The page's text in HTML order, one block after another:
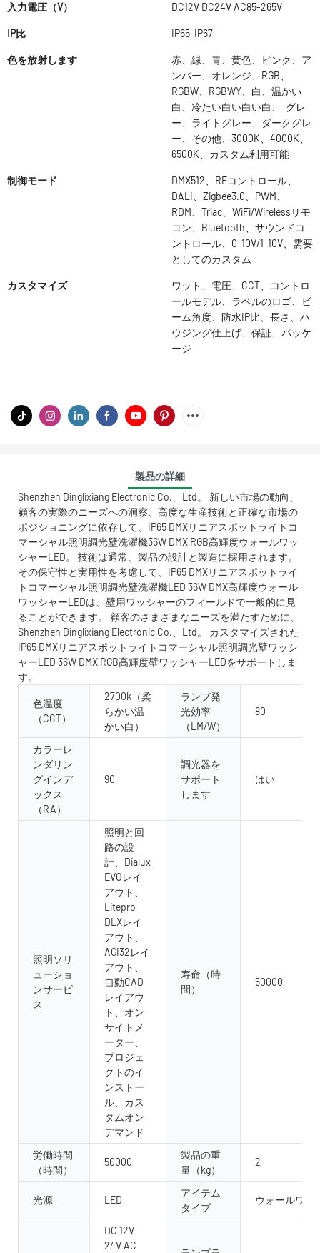
入力電圧（V） DC12V DC24V AC85-265V
IP比 IP65-IP67
色を放射します
赤、緑、青、黄色、ピンク、ア
ンバー、オレンジ、RGB、
RGBW、RGBWY、白、温かい
白、冷たい白い白い白、 グレ
ー、ライトグレー、ダークグレ
ー、その他、3000K、4000K、
6500K、カスタム利用可能
制御モード
DMX512、RFコントロール、
DALI、Zigbee3.0、PWM、
RDM、Triac、WiFi/Wirelessリモ
コン、Bluetooth、サウンドコ
ントロール、0-10V/1-10V、需要
としてのカスタム
カスタマイズ
ワット、電圧、CCT、コントロ
ールモデル、ラベルのロゴ、ビ
ーム角度、防水IP比、長さ、ハ
ウジング仕上げ、保証、パッケ
ージ
製品の詳細
Shenzhen Dinglixiang Electronic Co.、Ltd。 新しい市場の動向、
顧客の実際のニーズへの洞察、高度な生産技術と正確な市場の
ポジショニングに依存して、IP65 DMXリニアスポットライトコ
マーシャル照明調光壁洗濯機36W DMX RGB高輝度ウォールワッ
シャーLED。 技術は通常、製品の設計と製造に採用されます。
その保守性と実用性を考慮して、IP65 DMXリニアスポットライ
トコマーシャル照明調光壁洗濯機LED 36W DMX高輝度ウォール
ワッシャーLEDは、壁用ワッシャーのフィールドで一般的に見
ることができます。 顧客のさまざまなニーズを満たすために、
Shenzhen Dinglixiang Electronic Co.、Ltd。 カスタマイズされた
IP65 DMXリニアスポットライトコマーシャル照明調光壁ワッシ
ャーLED 36W DMX RGB高輝度壁ワッシャーLEDをサポートしま
す。
色温度
（CCT）
2700k（柔
らかい温
かい白）
ランプ発
光効率
（LM/W）
80
カラーレ
ンダリン
グインデ
ックス
（RA）
90
調光器を
サポート
します
はい
照明ソリ
ューショ
ンサービ
ス
照明と回
路の設
計、Dialux
EVOレイ
アウト、
Litepro
DLXレイ
アウト、
AGI32レイ
アウト、
自動CAD
レイアウ
ト、オン
サイトメ
ーター、
プロジェ
クトのイ
ンストー
ル、カス
タムオン
デマンド
寿命（時
間）
50000
労働時間
（時間）
50000
製品の重
量（kg）
2
光源 LED
アイテム
タイプ
ウォールワッ
DC 12V
24V AC